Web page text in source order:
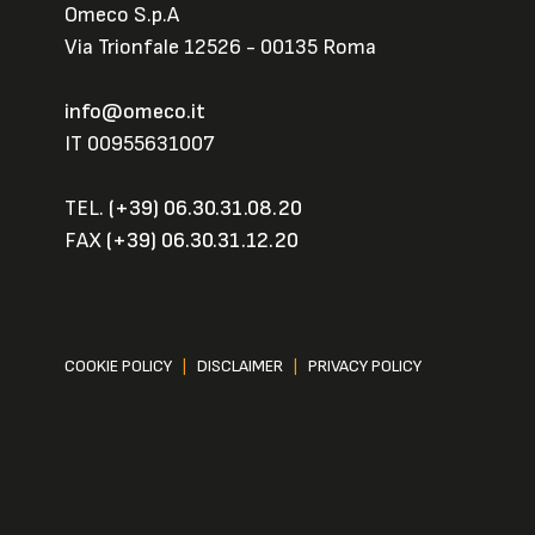
Omeco S.p.A
Via Trionfale 12526 - 00135 Roma
info@omeco.it
IT 00955631007
TEL. (+39) 06.30.31.08.20
FAX (+39) 06.30.31.12.20
COOKIE POLICY DISCLAIMER PRIVACY POLICY